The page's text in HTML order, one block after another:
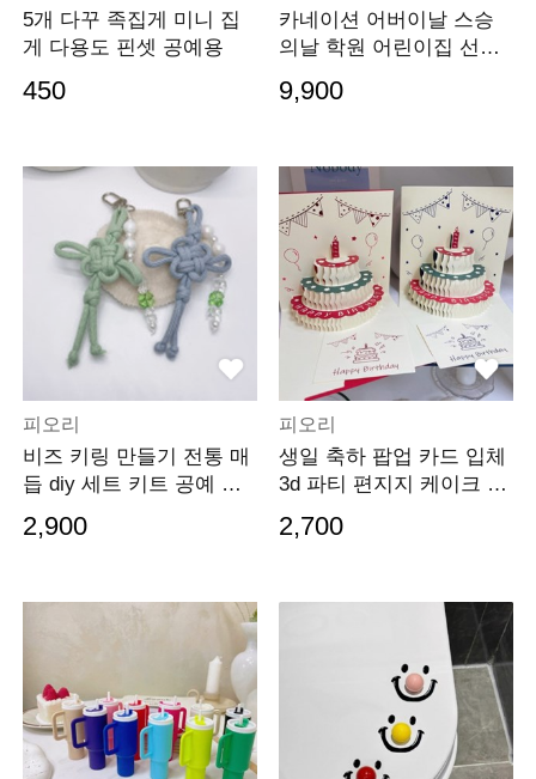
5개 다꾸 족집게 미니 집
게 다용도 핀셋 공예용
450
카네이션 어버이날 스승
의날 학원 어린이집 선생
9,900
피오리
비즈 키링 만들기 전통 매
듭 diy 세트 키트 공예 소
품
2,900
피오리
생일 축하 팝업 카드 입체
3d 파티 편지지 케이크 토
퍼 엽서 초대장
2,700